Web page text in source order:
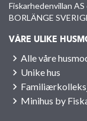
Fiskarhedenvillan
BORLÄNGE
VÅRE ULIKE
Alle våre
Unike hus
Minihus by